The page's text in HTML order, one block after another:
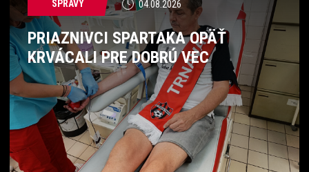
SPRÁVY 04.08.2026
PRIAZNIVCI SPARTAKA OPÄŤ
KRVÁCALI PRE DOBRÚ VEC